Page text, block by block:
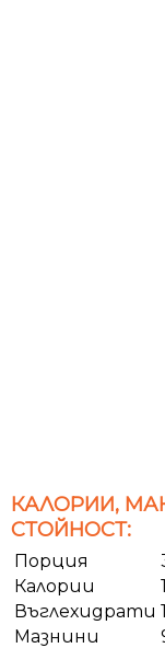
КАЛОРИИ,
СТОЙНОСТ:
Порция
Калории
Въглехидрати
Мазнини